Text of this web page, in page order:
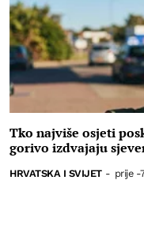
Tko najviše osjeti
gorivo izdvajaju
HRVATSKA I SVIJET - prije -